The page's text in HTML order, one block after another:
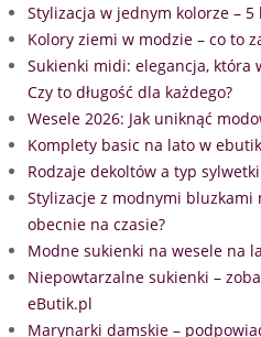
Stylizacja w jednym kolorze – 5
Kolory ziemi w modzie – co to
Sukienki midi: elegancja, która
Czy to długość dla każdego?
Wesele 2026: Jak uniknąć
Komplety basic na lato w
Rodzaje dekoltów a typ
Stylizacje z modnymi bluzkami
obecnie na czasie?
Modne sukienki na wesele na
Niepowtarzalne sukienki –
eButik.pl
Marynarki damskie –